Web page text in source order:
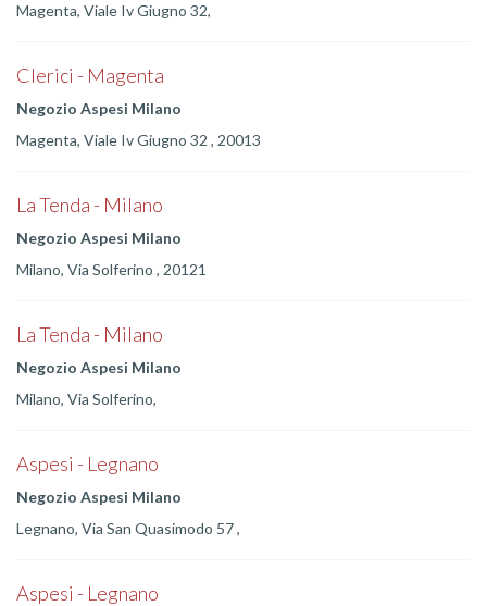
Magenta, Viale Iv Giugno 32,
Clerici - Magenta
Negozio Aspesi Milano
Magenta, Viale Iv Giugno 32 , 20013
La Tenda - Milano
Negozio Aspesi Milano
Milano, Via Solferino , 20121
La Tenda - Milano
Negozio Aspesi Milano
Milano, Via Solferino,
Aspesi - Legnano
Negozio Aspesi Milano
Legnano, Via San Quasimodo 57 ,
Aspesi - Legnano